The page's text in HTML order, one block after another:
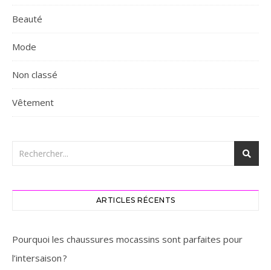
Beauté
Mode
Non classé
Vêtement
ARTICLES RÉCENTS
Pourquoi les chaussures mocassins sont parfaites pour
l’intersaison ? ‎